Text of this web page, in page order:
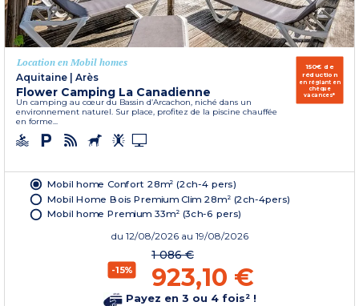
Location en Mobil homes
Aquitaine | Arès
Flower Camping La Canadienne
Un camping au cœur du Bassin d’Arcachon, niché dans un
environnement naturel. Sur place, profitez de la piscine chauffée
en forme...
150€ de
réduction
en réglant en
chèque
vacances*
Mobil home Confort 28m² (2ch-4 pers)
Mobil Home Bois Premium Clim 28m² (2ch-4pers)
Mobil home Premium 33m² (3ch-6 pers)
du 12/08/2026 au 19/08/2026
-15%
1 086 €
923,10 €
Payez en 3 ou 4 fois² !